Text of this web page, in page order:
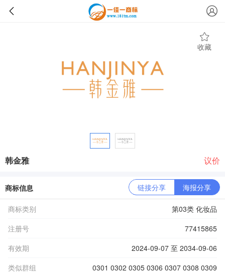
收藏
韩金雅 议价
商标信息 链接分享 海报分享
商标类别
第03类 化妆品
注册号
77415865
有效期
2024-09-07 至 2034-09-06
类似群组
0301 0302 0305 0306 0307 0308 0309